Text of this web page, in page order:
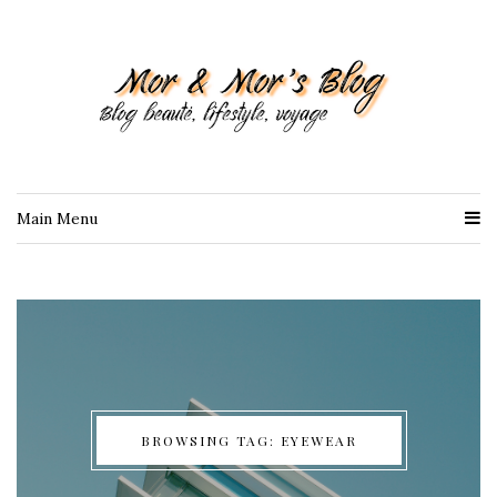
Main Menu
BROWSING TAG: EYEWEAR